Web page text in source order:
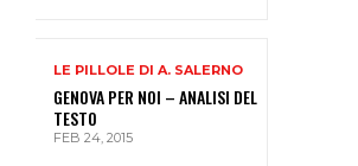
LE PILLOLE DI A. SALERNO
GENOVA PER NOI – ANALISI DEL
TESTO
FEB 24, 2015